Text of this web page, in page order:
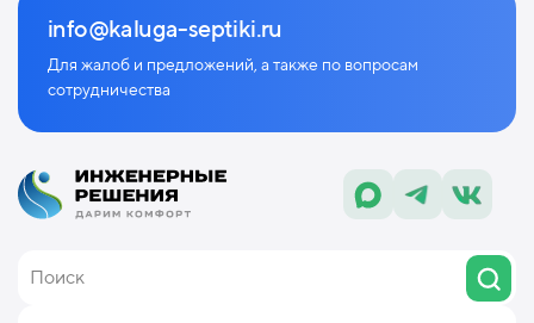
info@kaluga-septiki.ru
Для жалоб и предложений, а также по вопросам
сотрудничества